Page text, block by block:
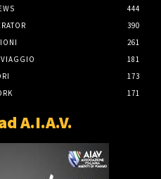
444
390
261
181
173
171
A.I.A.V.